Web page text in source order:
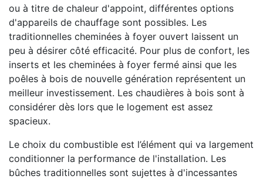
ou à titre de chaleur d'appoint, différentes options
d'appareils de chauffage sont possibles. Les
traditionnelles cheminées à foyer ouvert laissent un
peu à désirer côté efficacité. Pour plus de confort, les
inserts et les cheminées à foyer fermé ainsi que les
poêles à bois de nouvelle génération représentent un
meilleur investissement. Les chaudières à bois sont à
considérer dès lors que le logement est assez
spacieux.
Le choix du combustible est l’élément qui va largement
conditionner la performance de l'installation. Les
bûches traditionnelles sont sujettes à d'incessantes